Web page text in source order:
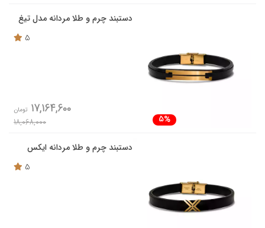
دستبند چرم و طلا مردانه مدل تیغ
5
5%
17,164,600 تومان
18,068,000
دستبند چرم و طلا مردانه ایکس
5